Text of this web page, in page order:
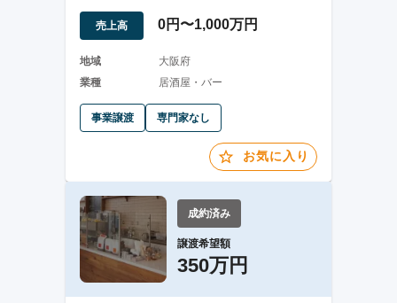
ーの事業譲渡
売上高 0円〜1,000万円
地域
大阪府
業種
居酒屋・バー
事業譲渡 専門家なし
お気に入り
成約済み
譲渡希望額
350万円